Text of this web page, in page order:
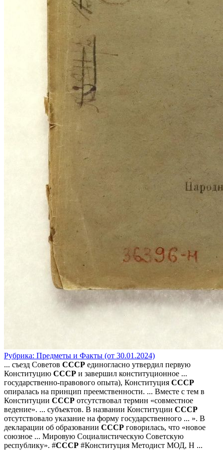
Рубрика: Предметы и Факты (от 30.01.2024)
... съезд Советов СССР единогласно утвердил первую
Конституцию СССР и завершил конституционное ...
государственно-правового опыта), Конституция СССР
опиралась на принцип преемственности. ... Вместе с тем в
Конституции СССР отсутствовал термин «совместное
ведение». ... субъектов. В названии Конституции СССР
отсутствовало указание на форму государственного ... ». В
декларации об образовании СССР говорилась, что «новое
союзное ... Мировую Социалистическую Советскую
республику». #СССР #Конституция Методист МОД, Н ...